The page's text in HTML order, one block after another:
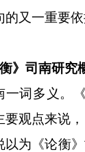
的又一重要
》司南研究
一词多义。
要观点来说
以为《论衡